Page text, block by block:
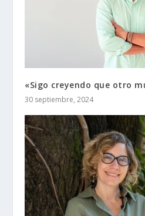
«Sigo creyendo que otro
30 septiembre, 2024